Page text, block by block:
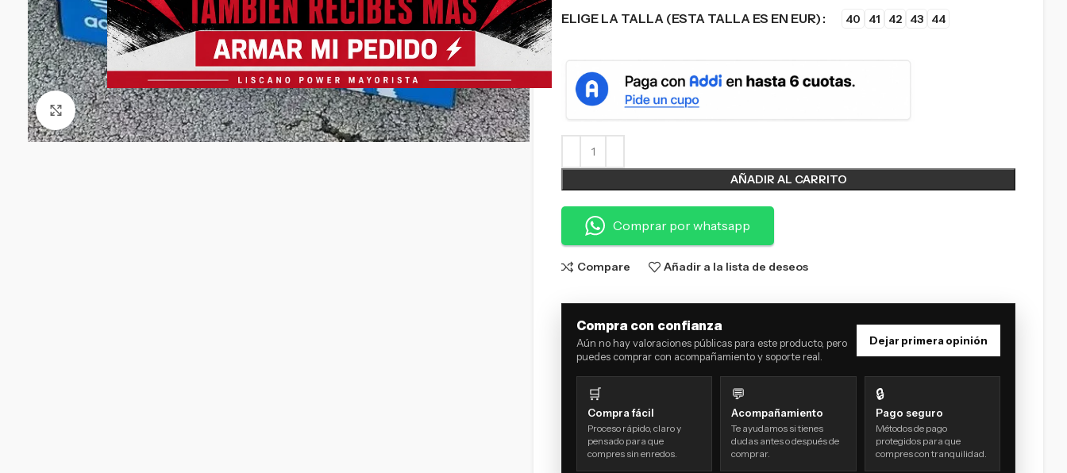
Click to enlarge
ELIGE LA TALLA (ESTA TALLA ES EN EUR) 40 41 42 43 44
AÑADIR AL CARRITO
Comprar por whatsapp
Compare Añadir a la lista de deseos
Compra con confianza
Aún no hay valoraciones públicas para este producto, pero
puedes comprar con acompañamiento y soporte real.
Dejar primera opinión
🛒
Compra fácil
Proceso rápido, claro y
pensado para que
compres sin enredos.
💬
Acompañamiento
Te ayudamos si tienes
dudas antes o después de
comprar.
🔒
Pago seguro
Métodos de pago
protegidos para que
compres con tranquilidad.